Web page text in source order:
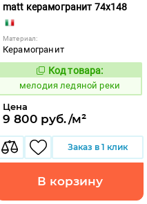
matt керамогранит 74x148
Материал:
Керамогранит
958829
Код товара:
мелодия ледяной реки
Цена
9 800 руб./м²
Заказ в 1 клик
В корзину